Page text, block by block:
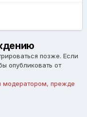
позже. Если
опубликовать от
модератором, прежде